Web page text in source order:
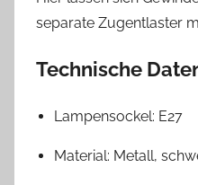
separate Zugentlaster
Technische
Lampensockel: E27
Material: Metall,